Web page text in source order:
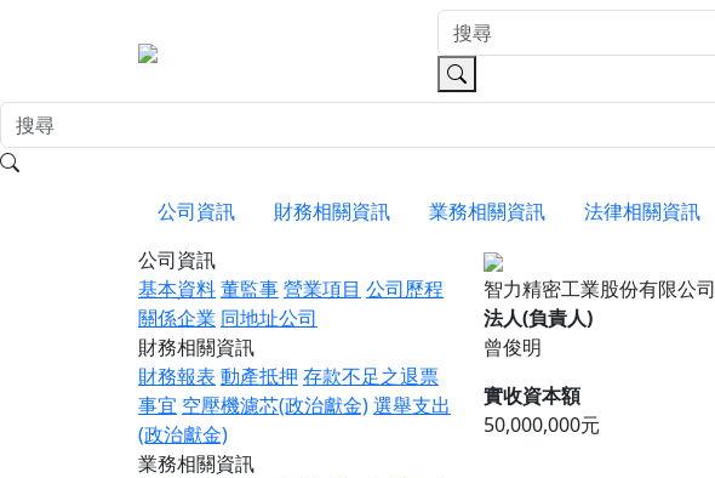
公司資訊 財務相關資訊 業務相關資訊 法律相關資訊
公司資訊
基本資料董監事營業項目 公司歷程
關係企業 同地址公司
財務相關資訊
財務報表 動產抵押 存款不足之退票
事宜 空壓機濾芯(政治獻金)選舉支出
(政治獻金)
業務相關資訊
智力精密工業股份有限公司
法人(負責人)
曾俊明
實收資本額
50,000,000元